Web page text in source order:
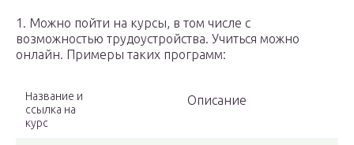
1. Можно пойти на курсы, в том числе с
возможностью трудоустройства. Учиться можно
онлайн. Примеры таких программ:
Название и
ссылка на
курс
Описание